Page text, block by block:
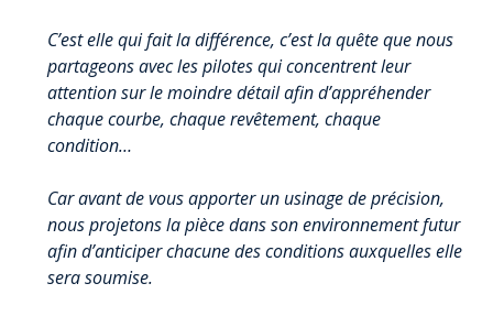
C’est elle qui fait la différence, c’est la quête que nous
partageons avec les pilotes qui concentrent leur
attention sur le moindre détail afin d’appréhender
chaque courbe, chaque revêtement, chaque
condition…
Car avant de vous apporter un usinage de précision,
nous projetons la pièce dans son environnement futur
afin d’anticiper chacune des conditions auxquelles elle
sera soumise.